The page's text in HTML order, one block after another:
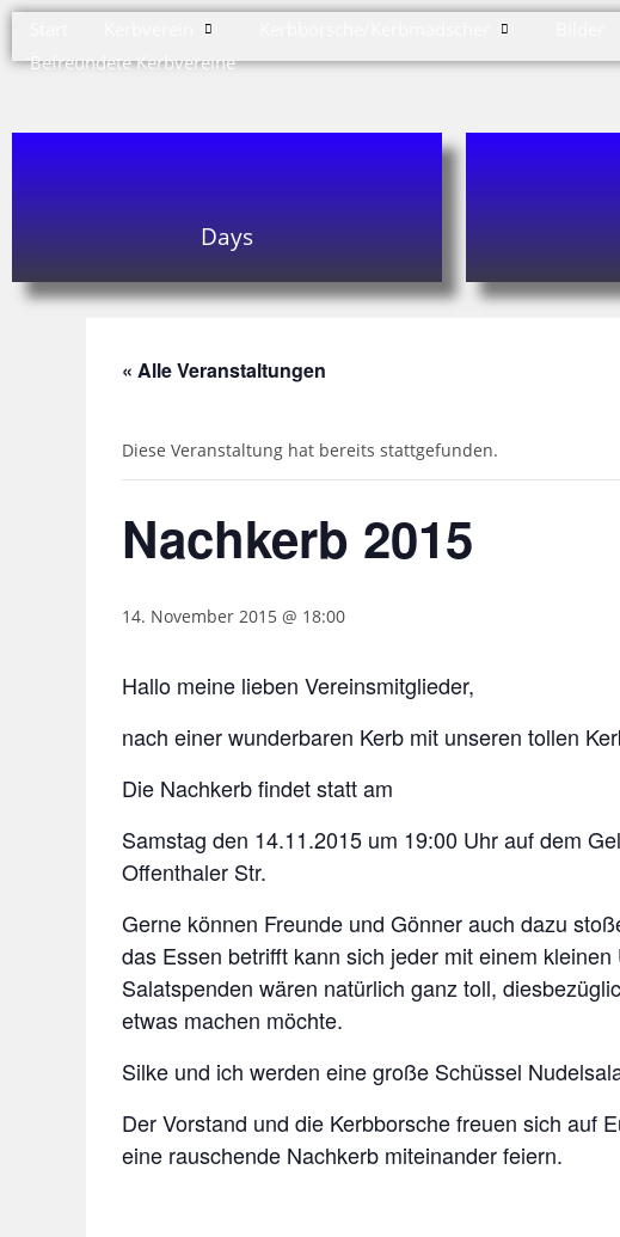
Befreundete Kerbvereine
Days
« Alle Veranstaltungen
Diese Veranstaltung hat bereits stattgefunden.
Nachkerb 2015
14. November 2015 @ 18:00
Hallo meine lieben Vereinsmitglieder,
nach einer wunderbaren Kerb mit unseren tollen
Die Nachkerb findet statt am
Samstag den 14.11.2015 um 19:00 Uhr auf dem
Offenthaler Str.
Gerne können Freunde und Gönner auch dazu
das Essen betrifft kann sich jeder mit einem
Salatspenden wären natürlich ganz toll,
etwas machen möchte.
Silke und ich werden eine große Schüssel
Der Vorstand und die Kerbborsche freuen sich auf
eine rauschende Nachkerb miteinander feiern.